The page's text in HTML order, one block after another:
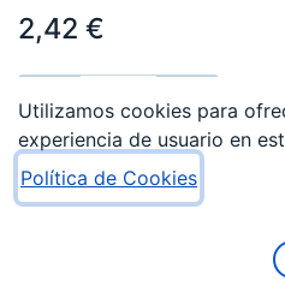
2,42 €
AÑADIR AL
Utilizamos cookies para
experiencia de usuario en
Política de Cookies